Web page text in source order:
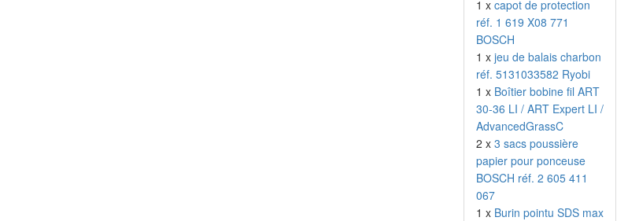
1 x capot de protection
réf. 1 619 X08 771
BOSCH
1 x jeu de balais charbon
réf. 5131033582 Ryobi
1 x Boîtier bobine fil ART
30-36 LI / ART Expert LI /
AdvancedGrassC
2 x 3 sacs poussière
papier pour ponceuse
BOSCH réf. 2 605 411
067
1 x Burin pointu SDS max